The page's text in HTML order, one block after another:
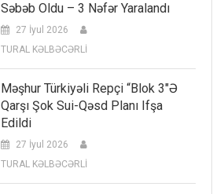
Səbəb Oldu – 3 Nəfər Yaralandı
27 İyul 2026
TURAL KƏLBƏCƏRLİ
Məşhur Türkiyəli Repçi “Blok 3″ə
Qarşı Şok Sui-Qəsd Planı Ifşa
Edildi
27 İyul 2026
TURAL KƏLBƏCƏRLİ